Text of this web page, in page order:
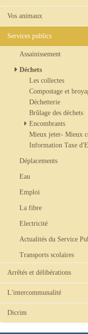
Vos animaux
Services publics
Assainissement
Déchets
Les collectes
Compostage et
Déchetterie
Brûlage des déchets
Encombrants
Mieux jeter- Mieux
Information Taxe
Déplacements
Eau
Emploi
La fibre
Electricité
Actualités du Service
Transports scolaires
Arrêtés et délibérations
L'intercommunalité
Dicrim